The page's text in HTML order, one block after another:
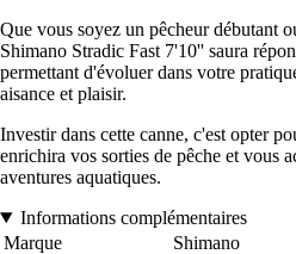
Que vous soyez un pêcheur débutant
Shimano Stradic Fast 7'10'' saura
permettant d'évoluer dans votre
aisance et plaisir.
Investir dans cette canne, c'est opter
enrichira vos sorties de pêche et vous
aventures aquatiques.
Informations complémentaires
Marque
Shimano